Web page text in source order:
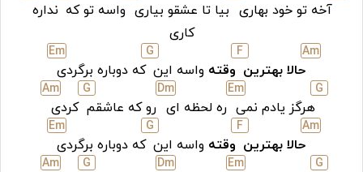
آخه تو خود بهارى بیا تا عشقو بیارى واسه تو که نداره
کارى
Am
حالا بهترین
F
وقته واسه این
G
که دوباره برگردى
Em
G
هرگز یادم نمى
Em
ره لحظه اى
Dm
رو که عاشقم
G
کردى
Am
Am
حالا بهترین
F
وقته واسه این
G
که دوباره برگردى
Em
G
Em
Dm
G
Am